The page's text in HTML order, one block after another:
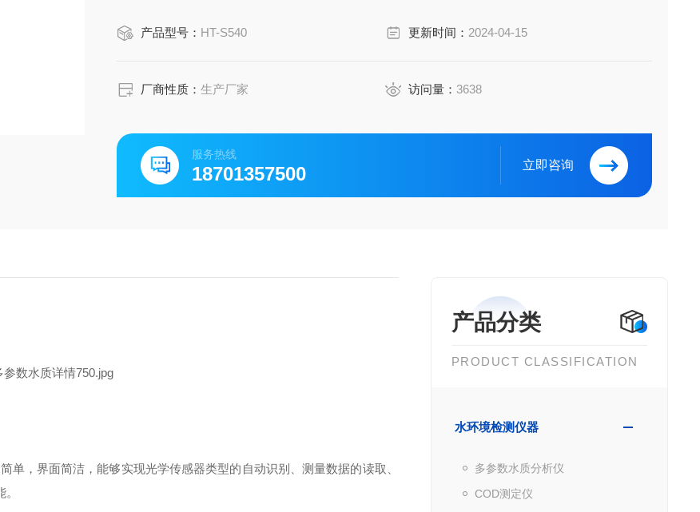
产品型号： HT-S540 更新时间： 2024-04-15
厂商性质：生产厂家 访问量： 3638
服务热线
18701357500 立即咨询
产品分类
PRODUCT CLASSIFICATION
水环境检测仪器
多参数水质分析仪
COD测定仪
，界面简洁，能够实现光学传感器类型的自动识别、测量数据的读取、